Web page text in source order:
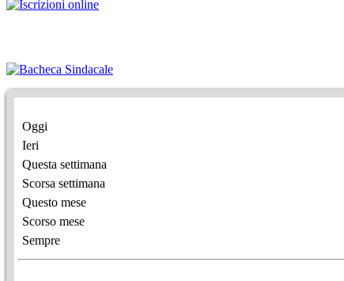
Oggi
Ieri
Questa settimana
Scorsa settimana
Questo mese
Scorso mese
Sempre